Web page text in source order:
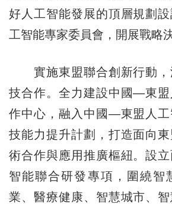
好人工智能發展的頂層規劃
工智能專家委員會，開展戰略
實施東盟聯合創新行動，
技合作。全力建設中國—東盟
作中心，融入中國—東盟人
技能力提升計劃，打造面向
術合作與應用推廣樞紐。設
智能聯合研發專項，圍繞智
業、醫療健康、智慧城市、智